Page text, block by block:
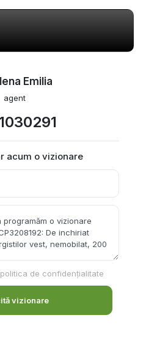
Emilia
agent
acum o vizionare
politica de confidențialitate
vizionare